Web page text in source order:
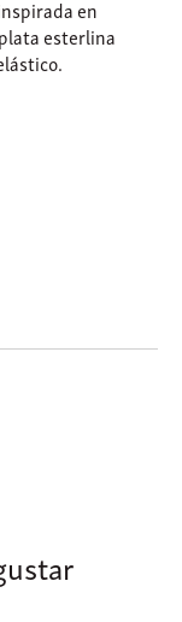
en
esterlina